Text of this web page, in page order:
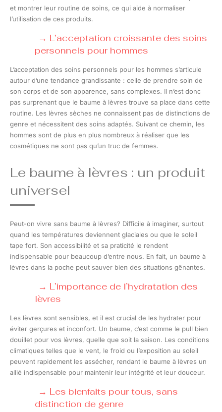
et montrer leur routine de soins, ce qui aide à normaliser
l’utilisation de ces produits.
L’acceptation croissante des soins
personnels pour hommes
L’acceptation des soins personnels pour les hommes s’articule
autour d’une tendance grandissante : celle de prendre soin de
son corps et de son apparence, sans complexes. Il n’est donc
pas surprenant que le baume à lèvres trouve sa place dans cette
routine. Les lèvres sèches ne connaissent pas de distinctions de
genre et nécessitent des soins adaptés. Suivant ce chemin, les
hommes sont de plus en plus nombreux à réaliser que les
cosmétiques ne sont pas qu’un truc de femmes.
Le baume à lèvres : un produit
universel
Peut-on vivre sans baume à lèvres? Difficile à imaginer, surtout
quand les températures deviennent glaciales ou que le soleil
tape fort. Son accessibilité et sa praticité le rendent
indispensable pour beaucoup d’entre nous. En fait, un baume à
lèvres dans la poche peut sauver bien des situations gênantes.
L’importance de l’hydratation des
lèvres
Les lèvres sont sensibles, et il est crucial de les hydrater pour
éviter gerçures et inconfort. Un baume, c’est comme le pull bien
douillet pour vos lèvres, quelle que soit la saison. Les conditions
climatiques telles que le vent, le froid ou l’exposition au soleil
peuvent rapidement les assécher, rendant le baume à lèvres un
allié indispensable pour maintenir leur intégrité et leur douceur.
Les bienfaits pour tous, sans
distinction de genre